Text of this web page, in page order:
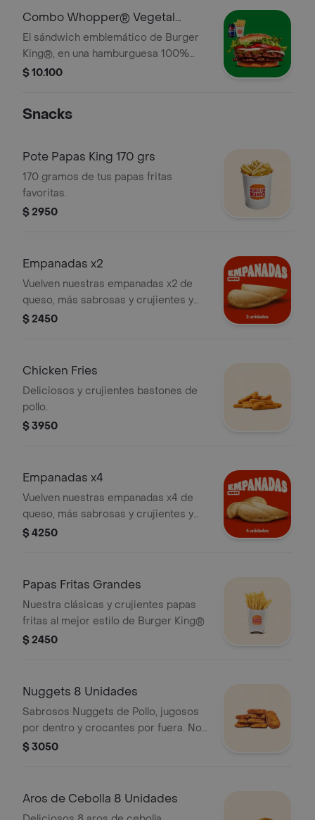
cebolla y una lata de bebida!
Combo Whopper® Vegetal
Doble
El sándwich emblemático de Burger
King®, en una hamburguesa 100%
Whopper Doble, 0% carne, hecha
medianas o aros de cebolla y una lata
$ 10.100
Snacks
Pote Papas King 170 grs
170 gramos de tus papas fritas
favoritas.
$ 2950
Empanadas x2
Vuelven nuestras empanadas x2 de
queso, más sabrosas y crujientes y
con muuuuuucho más queso.
$ 2450
Chicken Fries
Deliciosos y crujientes bastones de
pollo.
$ 3950
Empanadas x4
Vuelven nuestras empanadas x4 de
queso, más sabrosas y crujientes y
con muuuuuucho más queso.
$ 4250
Papas Fritas Grandes
Nuestra clásicas y crujientes papas
fritas al mejor estilo de Burger King®
$ 2450
Nuggets 8 Unidades
Sabrosos Nuggets de Pollo, jugosos
por dentro y crocantes por fuera. No
incluye salsas**
$ 3050
Aros de Cebolla 8 Unidades